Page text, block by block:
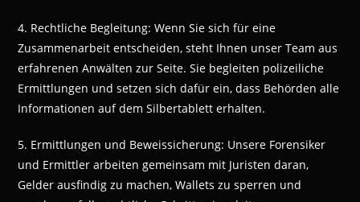
4. Rechtliche Begleitung: Wenn Sie sich für eine
Zusammenarbeit entscheiden, steht Ihnen unser Team aus
erfahrenen Anwälten zur Seite. Sie begleiten polizeiliche
Ermittlungen und setzen sich dafür ein, dass Behörden alle
Informationen auf dem Silbertablett erhalten.
5. Ermittlungen und Beweissicherung: Unsere Forensiker
und Ermittler arbeiten gemeinsam mit Juristen daran,
Gelder ausfindig zu machen, Wallets zu sperren und